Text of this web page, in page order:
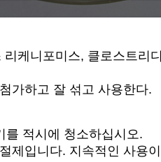
케니포미스, 클로스트리
가하고 잘 섞고 사용한다.
를 적시에 청소하십시오.
제입니다. 지속적인 사용